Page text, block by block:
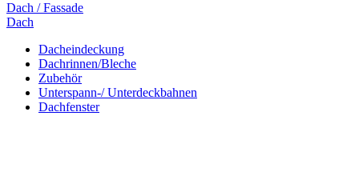
Dach / Fassade
Dach
Dacheindeckung
Dachrinnen/Bleche
Zubehör
Unterspann-/ Unterdeckbahnen
Dachfenster